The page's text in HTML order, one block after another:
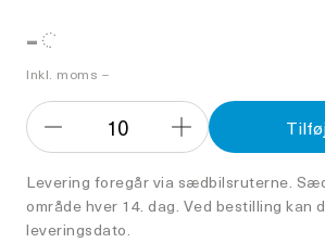
-
Inkl. moms –
Formindsk
10
Forøg
Levering foregår via sædbilsruterne.
område hver 14. dag. Ved bestilling kan
leveringsdato.